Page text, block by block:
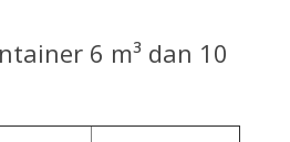
6 m³ dan 10